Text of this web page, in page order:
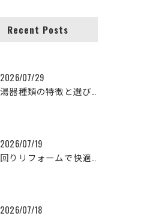
Recent Posts
2026/07/29
給湯器種類の特徴と選び方ガイド
2026/07/19
水回りリフォームで快適な暮らしを実現する方法
2026/07/18